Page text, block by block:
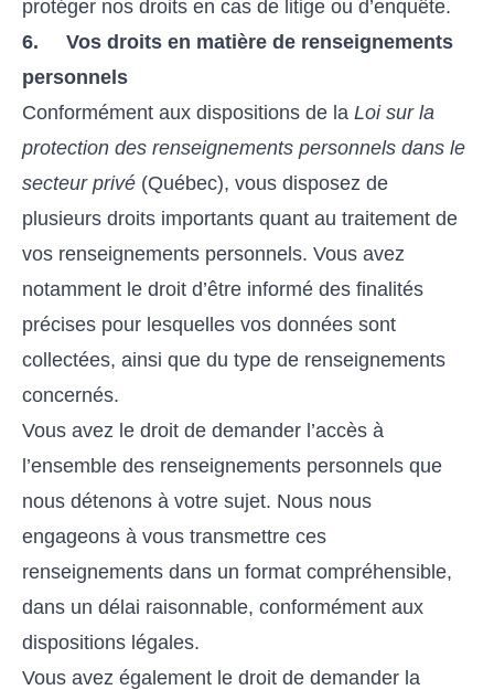
protéger nos droits en cas de litige ou d’enquête.
6. Vos droits en matière de renseignements
personnels
Conformément aux dispositions de la Loi sur la
protection des renseignements personnels dans le
secteur privé (Québec), vous disposez de
plusieurs droits importants quant au traitement de
vos renseignements personnels. Vous avez
notamment le droit d’être informé des finalités
précises pour lesquelles vos données sont
collectées, ainsi que du type de renseignements
concernés.
Vous avez le droit de demander l’accès à
l’ensemble des renseignements personnels que
nous détenons à votre sujet. Nous nous
engageons à vous transmettre ces
renseignements dans un format compréhensible,
dans un délai raisonnable, conformément aux
dispositions légales.
Vous avez également le droit de demander la